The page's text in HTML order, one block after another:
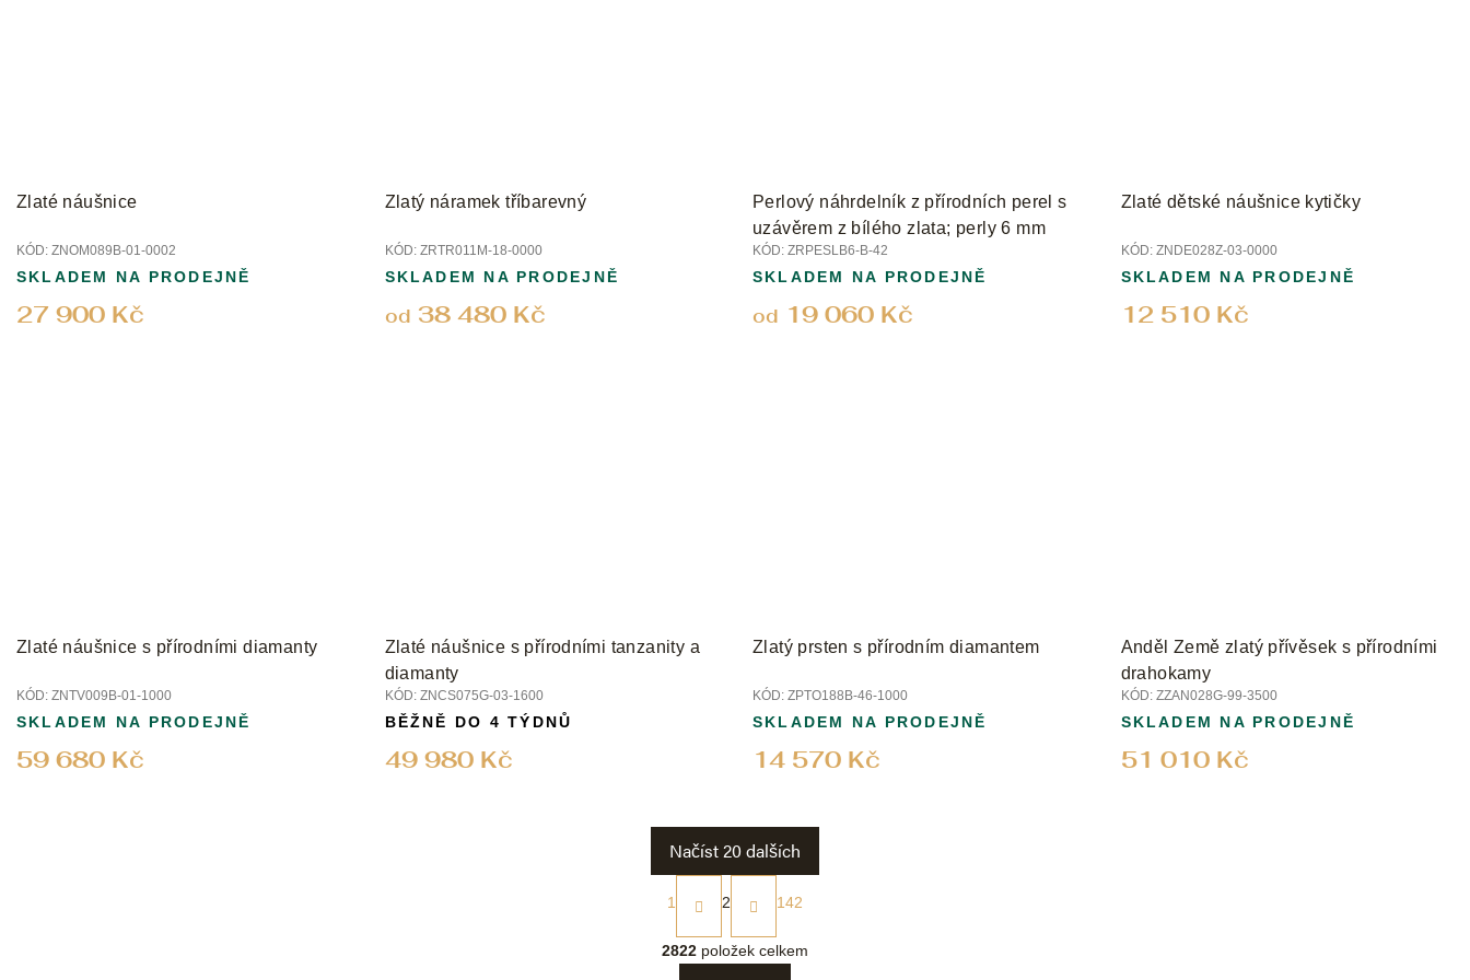
Zlaté náušnice
KÓD: ZNOM089B-01-0002
27 900 Kč
SKLADEM NA PRODEJNĚ
Zlatý náramek tříbarevný
KÓD: ZRTR011M-18-0000
od 38 480 Kč
SKLADEM NA PRODEJNĚ
Perlový náhrdelník z přírodních perel s
uzávěrem z bílého zlata; perly 6 mm
KÓD: ZRPESLB6-B-42
od 19 060 Kč
SKLADEM NA PRODEJNĚ
Zlaté dětské náušnice kytičky
KÓD: ZNDE028Z-03-0000
12 510 Kč
SKLADEM NA PRODEJNĚ
Zlaté náušnice s přírodními diamanty
KÓD: ZNTV009B-01-1000
59 680 Kč
SKLADEM NA PRODEJNĚ
Zlaté náušnice s přírodními tanzanity a
diamanty
KÓD: ZNCS075G-03-1600
49 980 Kč
BĚŽNĚ DO 4 TÝDNŮ
Zlatý prsten s přírodním diamantem
KÓD: ZPTO188B-46-1000
14 570 Kč
SKLADEM NA PRODEJNĚ
Anděl Země zlatý přívěsek s přírodními
drahokamy
KÓD: ZZAN028G-99-3500
51 010 Kč
SKLADEM NA PRODEJNĚ
O
v
l
Načíst 20 dalších
S
á
n
1 2 142
2822 položek celkem